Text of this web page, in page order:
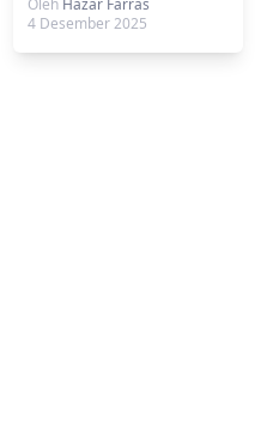
Mengamankannya
4 Desember 2025